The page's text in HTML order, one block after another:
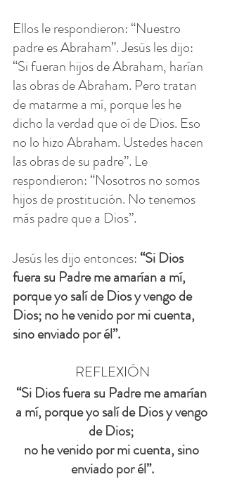
Ellos le respondieron: “Nuestro
padre es Abraham”. Jesús les dijo:
“Si fueran hijos de Abraham, harían
las obras de Abraham. Pero tratan
de matarme a mí, porque les he
dicho la verdad que oí de Dios. Eso
no lo hizo Abraham. Ustedes hacen
las obras de su padre”. Le
respondieron: “Nosotros no somos
hijos de prostitución. No tenemos
más padre que a Dios”.
Jesús les dijo entonces: “Si Dios
fuera su Padre me amarían a mí,
porque yo salí de Dios y vengo de
Dios; no he venido por mi cuenta,
sino enviado por él”.
REFLEXIÓN
“Si Dios fuera su Padre me amarían
a mí, porque yo salí de Dios y vengo
de Dios;
no he venido por mi cuenta, sino
enviado por él”.